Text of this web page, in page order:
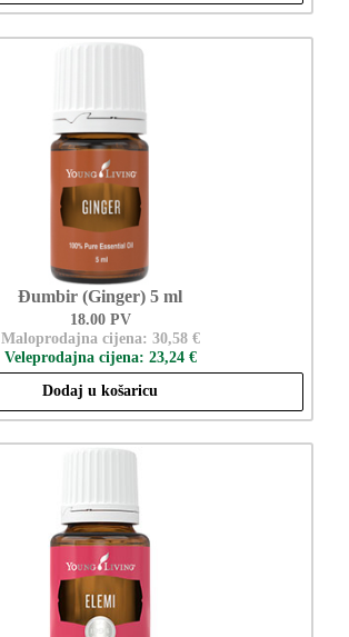
Đumbir (Ginger) 5 ml
18.00 PV
Maloprodajna cijena: 30,58 €
Veleprodajna cijena: 23,24 €
Dodaj u košaricu